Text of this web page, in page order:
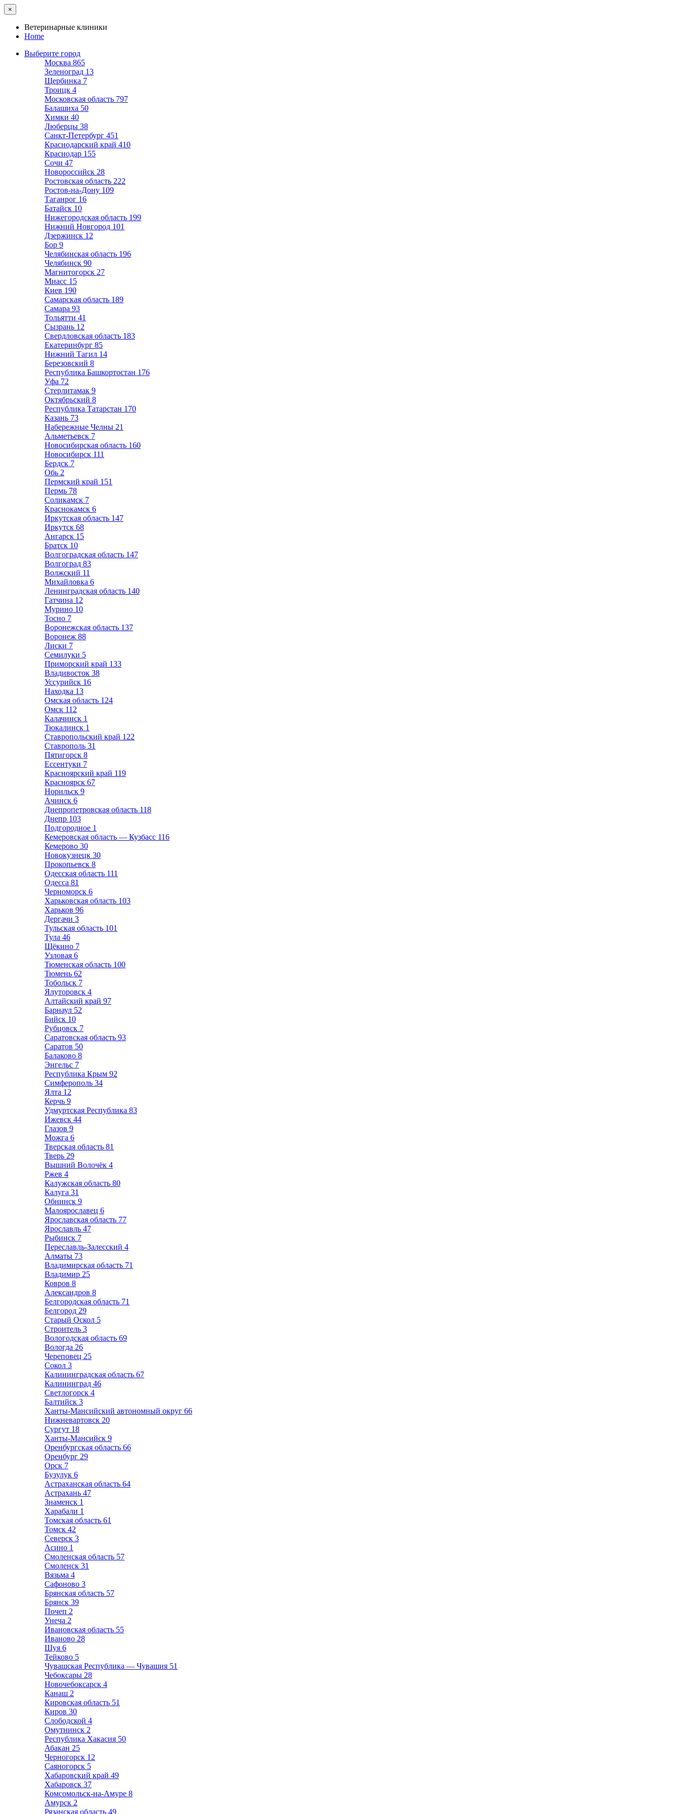
×
Ветеринарные клиники
Home
Выберите город
Москва 865
Зеленоград 13
Щербинка 7
Троицк 4
Московская область 797
Балашиха 50
Химки 40
Люберцы 38
Санкт-Петербург 451
Краснодарский край 410
Краснодар 155
Сочи 47
Новороссийск 28
Ростовская область 222
Ростов-на-Дону 109
Таганрог 16
Батайск 10
Нижегородская область 199
Нижний Новгород 101
Дзержинск 12
Бор 9
Челябинская область 196
Челябинск 90
Магнитогорск 27
Миасс 15
Киев 190
Самарская область 189
Самара 93
Тольятти 41
Сызрань 12
Свердловская область 183
Екатеринбург 85
Нижний Тагил 14
Березовский 8
Республика Башкортостан 176
Уфа 72
Стерлитамак 9
Октябрьский 8
Республика Татарстан 170
Казань 73
Набережные Челны 21
Альметьевск 7
Новосибирская область 160
Новосибирск 111
Бердск 7
Обь 2
Пермский край 151
Пермь 78
Соликамск 7
Краснокамск 6
Иркутская область 147
Иркутск 68
Ангарск 15
Братск 10
Волгоградская область 147
Волгоград 83
Волжский 11
Михайловка 6
Ленинградская область 140
Гатчина 12
Мурино 10
Тосно 7
Воронежская область 137
Воронеж 88
Лиски 7
Семилуки 5
Приморский край 133
Владивосток 38
Уссурийск 16
Находка 13
Омская область 124
Омск 112
Калачинск 1
Тюкалинск 1
Ставропольский край 122
Ставрополь 31
Пятигорск 8
Ессентуки 7
Красноярский край 119
Красноярск 67
Норильск 9
Ачинск 6
Днепропетровская область 118
Днепр 103
Подгородное 1
Кемеровская область — Кузбасс 116
Кемерово 30
Новокузнецк 30
Прокопьевск 8
Одесская область 111
Одесса 81
Черноморск 6
Харьковская область 103
Харьков 96
Дергачи 3
Тульская область 101
Тула 46
Щёкино 7
Узловая 6
Тюменская область 100
Тюмень 62
Тобольск 7
Ялуторовск 4
Алтайский край 97
Барнаул 52
Бийск 10
Рубцовск 7
Саратовская область 93
Саратов 50
Балаково 8
Энгельс 7
Республика Крым 92
Симферополь 34
Ялта 12
Керчь 9
Удмуртская Республика 83
Ижевск 44
Глазов 9
Можга 6
Тверская область 81
Тверь 29
Вышний Волочёк 4
Ржев 4
Калужская область 80
Калуга 31
Обнинск 9
Малоярославец 6
Ярославская область 77
Ярославль 47
Рыбинск 7
Переславль-Залесский 4
Алматы 73
Владимирская область 71
Владимир 25
Ковров 8
Александров 8
Белгородская область 71
Белгород 29
Старый Оскол 5
Строитель 3
Вологодская область 69
Вологда 26
Череповец 25
Сокол 3
Калининградская область 67
Калининград 46
Светлогорск 4
Балтийск 3
Ханты-Мансийский автономный округ 66
Нижневартовск 20
Сургут 18
Ханты-Мансийск 9
Оренбургская область 66
Оренбург 29
Орск 7
Бузулук 6
Астраханская область 64
Астрахань 47
Знаменск 1
Харабали 1
Томская область 61
Томск 42
Северск 3
Асино 1
Смоленская область 57
Смоленск 31
Вязьма 4
Сафоново 3
Брянская область 57
Брянск 39
Почеп 2
Унеча 2
Ивановская область 55
Иваново 28
Шуя 6
Тейково 5
Чувашская Республика — Чувашия 51
Чебоксары 28
Новочебоксарск 4
Канаш 2
Кировская область 51
Киров 30
Слободской 4
Омутнинск 2
Республика Хакасия 50
Абакан 25
Черногорск 12
Саяногорск 5
Хабаровский край 49
Хабаровск 37
Комсомольск-на-Амуре 8
Амурск 2
Рязанская область 49